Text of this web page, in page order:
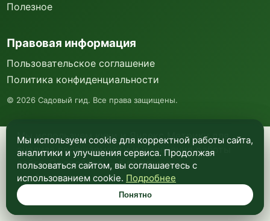
Мы используем куки и Яндекс Метрику для
анализа посещаемости и улучшения работы
сайта. Подробнее —в политике
конфиденциальности.
Понятно
Полезное
Правовая информация
Пользовательское соглашение
Политика конфиденциальности
© 2026 Садовый гид. Все права защищены.
Мы используем cookie для корректной работы сайта,
аналитики и улучшения сервиса. Продолжая
пользоваться сайтом, вы соглашаетесь с
использованием cookie. Подробнее
Понятно